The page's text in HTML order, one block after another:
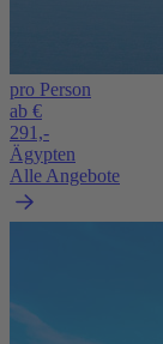
pro Person
ab €
291,-
Ägypten
Alle Angebote